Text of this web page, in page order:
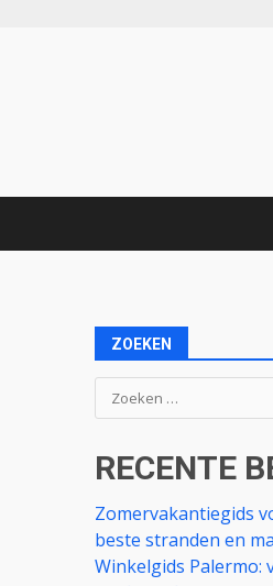
ZOEKEN
Zoeken
naar:
RECENTE
Zomervakantiegids
beste stranden en
Winkelgids Palermo: